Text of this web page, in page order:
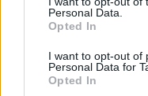
Personal Data.
Opted In
I want to opt-out of
Personal Data for
Opted In
Duna vizét némileg